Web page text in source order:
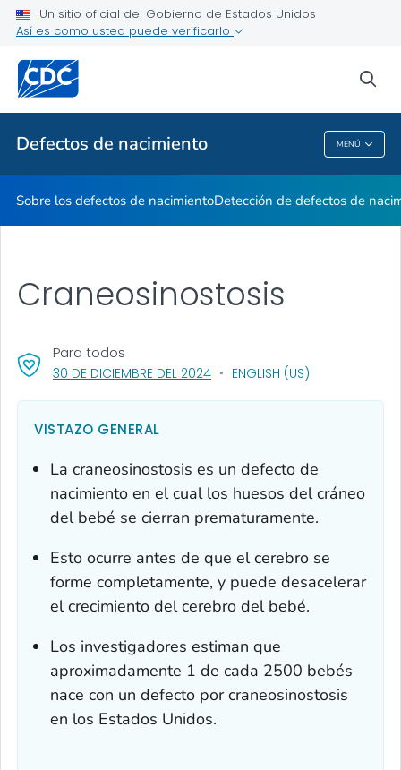
Un sitio oficial del Gobierno de Estados Unidos
Así es como usted puede verificarlo
Defectos de nacimiento MENÚ
Mes de Concientización
Temas relacionados
Defectos De Nacimiento
Sobre los defectos de nacimientoDetección de defectos de
30 DE DICIEMBRE DEL 2024, VISIT LINK FOR DETAILS.
ENGLISH (US)
Para todos
Craneosinostosis
VISTAZO GENERAL
La craneosinostosis es un defecto de
nacimiento en el cual los huesos del cráneo
del bebé se cierran prematuramente.
Esto ocurre antes de que el cerebro se
forme completamente, y puede desacelerar
el crecimiento del cerebro del bebé.
Los investigadores estiman que
aproximadamente 1 de cada 2500 bebés
nace con un defecto por craneosinostosis
en los Estados Unidos.